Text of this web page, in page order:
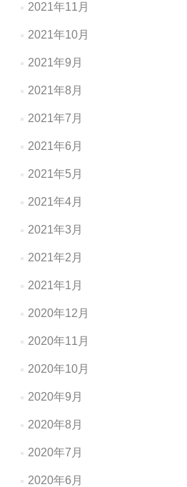
2021年11月
2021年10月
2021年9月
2021年8月
2021年7月
2021年6月
2021年5月
2021年4月
2021年3月
2021年2月
2021年1月
2020年12月
2020年11月
2020年10月
2020年9月
2020年8月
2020年7月
2020年6月